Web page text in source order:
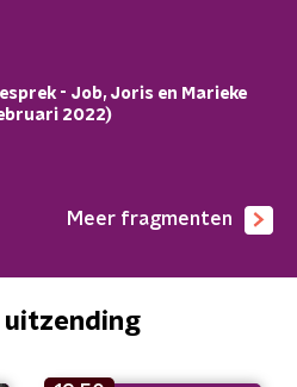
- Job, Joris en Marieke
2022)
Meer fragmenten
uitzending